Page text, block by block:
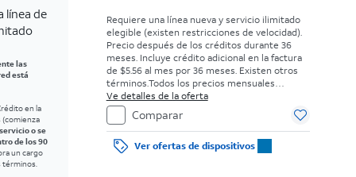
línea de
las
está
en la
(comienza
o se
de los 90
un cargo
términos.
Requiere una línea nueva y servicio ilimitado
elegible (existen restricciones de velocidad).
Precio después de los créditos durante 36
meses. Incluye crédito adicional en la factura
de $5.56 al mes por 36 meses. Existen otros
términos.Todos los precios mensuales
requieren un acuerdo de pago en cuotas de
36 meses con tasa de interés anual (APR) del
0%. Sin cargo inicial para clientes elegibles y
con buenos antecedentes. El impuesto sobre
el precio de venta normal se paga al momento
Ve detalles de la oferta
Comparar
Ver ofertas de dispositivos